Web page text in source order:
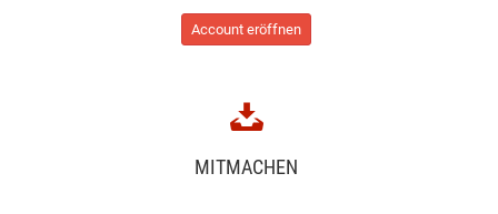
Account eröffnen
MITMACHEN